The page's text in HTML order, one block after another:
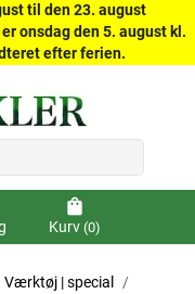
til den 23. august
onsdag den 5. august kl.
efter ferien.
shopping_bag
Kurv (0)
Værktøj | special